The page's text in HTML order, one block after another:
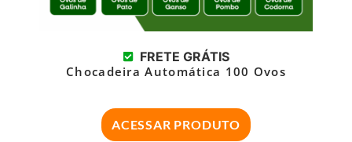
FRETE GRÁTIS
Chocadeira Automática 100 Ovos
ACESSAR PRODUTO